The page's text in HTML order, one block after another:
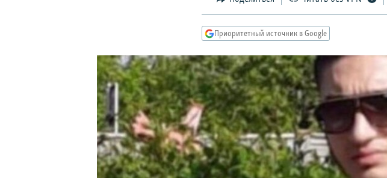
Приоритетный источник в Google